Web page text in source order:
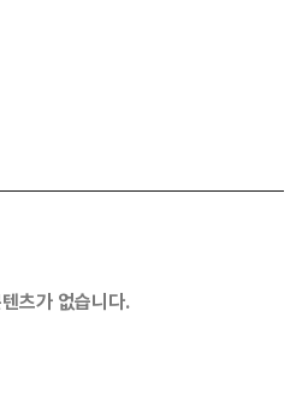
츠가 없습니다.